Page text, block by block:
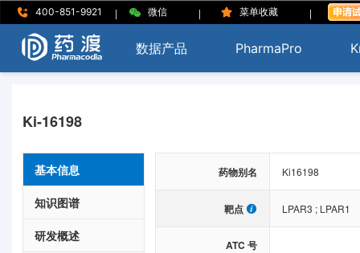
400-851-9921 | 微信 | 菜单收藏 |
数据产品 PharmaPro
Ki-16198
基本信息
知识图谱
研发概述
药物别名 Ki16198
靶点 LPAR3 ; LPAR1
ATC 号